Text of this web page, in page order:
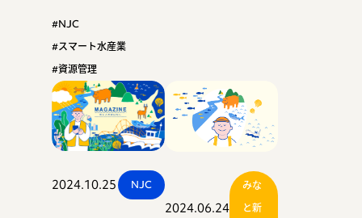
ショー 過去最
高の１５９２小
間出展『シーフ
ードショー特
集』
#NJC
#スマート水産業
#資源管理
2024.10.25 NJC
2024.06.24
みな
と新